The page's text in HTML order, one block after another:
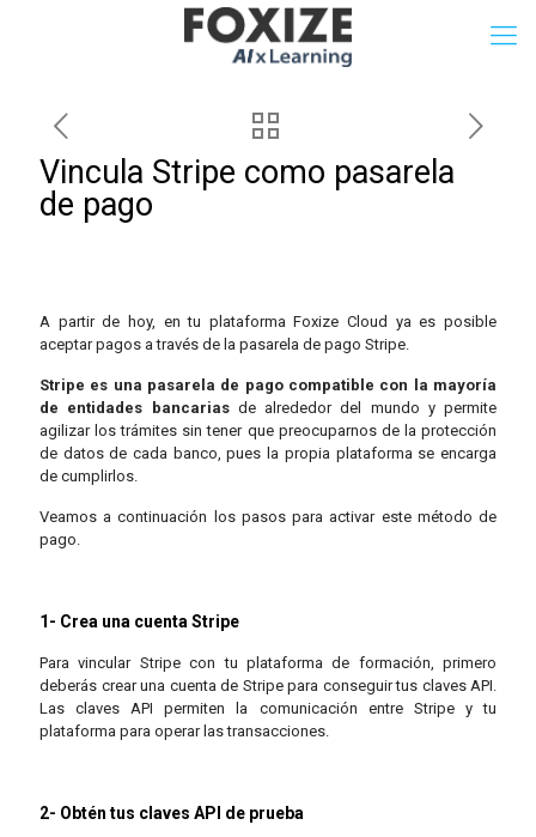
Vincula Stripe como pasarela
de pago
A partir de hoy, en tu plataforma Foxize Cloud ya es posible
aceptar pagos a través de la pasarela de pago Stripe.
Stripe es una pasarela de pago compatible con la mayoría
de entidades bancariasde alrededor del mundo y permite
agilizar los trámites sin tener que preocuparnos de la protección
de datos de cada banco, pues la propia plataforma se encarga
de cumplirlos.
Veamos a continuación los pasos para activar este método de
pago.
1- Crea una cuenta Stripe
Para vincular Stripe con tu plataforma de formación, primero
deberás crear una cuenta de Stripe para conseguir tus claves API.
Las claves API permiten la comunicación entre Stripe y tu
plataforma para operar las transacciones.
2- Obtén tus claves API de prueba